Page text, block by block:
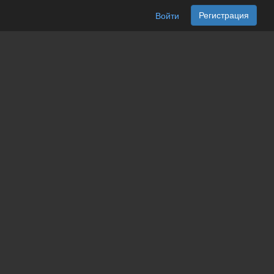
Войти Регистрация